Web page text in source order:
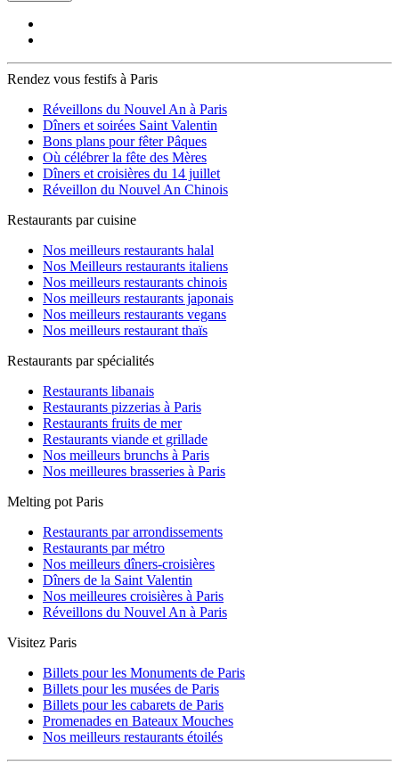
Rendez vous festifs à Paris
Réveillons du Nouvel An à Paris
Dîners et soirées Saint Valentin
Bons plans pour fêter Pâques
Où célébrer la fête des Mères
Dîners et croisières du 14 juillet
Réveillon du Nouvel An Chinois
Restaurants par cuisine
Nos meilleurs restaurants halal
Nos Meilleurs restaurants italiens
Nos meilleurs restaurants chinois
Nos meilleurs restaurants japonais
Nos meilleurs restaurants vegans
Nos meilleurs restaurant thaïs
Restaurants par spécialités
Restaurants libanais
Restaurants pizzerias à Paris
Restaurants fruits de mer
Restaurants viande et grillade
Nos meilleurs brunchs à Paris
Nos meilleures brasseries à Paris
Melting pot Paris
Restaurants par arrondissements
Restaurants par métro
Nos meilleurs dîners-croisières
Dîners de la Saint Valentin
Nos meilleures croisières à Paris
Réveillons du Nouvel An à Paris
Visitez Paris
Billets pour les Monuments de Paris
Billets pour les musées de Paris
Billets pour les cabarets de Paris
Promenades en Bateaux Mouches
Nos meilleurs restaurants étoilés